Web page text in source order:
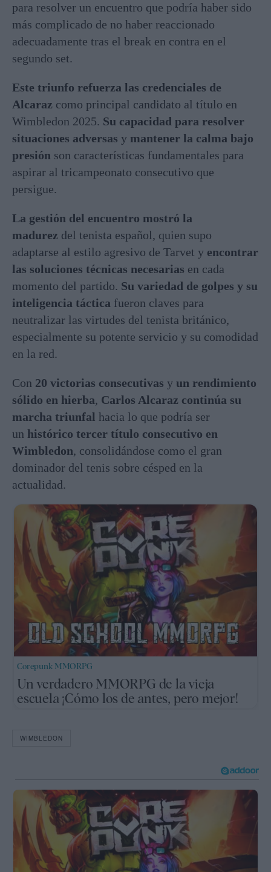
para resolver un encuentro que podría haber sido
más complicado de no haber reaccionado
adecuadamente tras el break en contra en el
segundo set.
Este triunfo refuerza las credenciales de
Alcaraz como principal candidato al título en
Wimbledon 2025. Su capacidad para resolver
situaciones adversas y mantener la calma bajo
presión son características fundamentales para
aspirar al tricampeonato consecutivo que
persigue.
La gestión del encuentro mostró la
madurez del tenista español, quien supo
adaptarse al estilo agresivo de Tarvet y encontrar
las soluciones técnicas necesarias en cada
momento del partido. Su variedad de golpes y su
inteligencia táctica fueron claves para
neutralizar las virtudes del tenista británico,
especialmente su potente servicio y su comodidad
en la red.
Con 20 victorias consecutivas y un rendimiento
sólido en hierba, Carlos Alcaraz continúa su
marcha triunfal hacia lo que podría ser
un histórico tercer título consecutivo en
Wimbledon, consolidándose como el gran
dominador del tenis sobre césped en la
actualidad.
Corepunk MMORPG
Un verdadero MMORPG de la vieja
escuela ¡Cómo los de antes, pero mejor!
WIMBLEDON